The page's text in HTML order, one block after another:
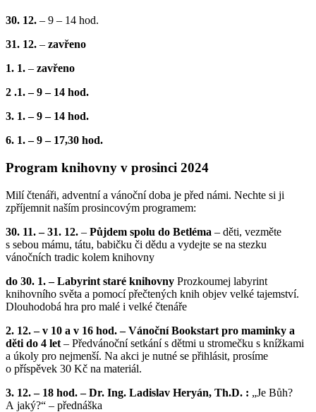
30. 12. – 9 – 14 hod.
31. 12. – zavřeno
1. 1. – zavřeno
2 .1. – 9 – 14 hod.
3. 1. – 9 – 14 hod.
6. 1. – 9 – 17,30 hod.
Program knihovny v prosinci 2024
Milí čtenáři, adventní a vánoční doba je před námi. Nechte si ji
zpříjemnit naším prosincovým programem:
30. 11. – 31. 12. – Půjdem spolu do Betléma – děti, vezměte
s sebou mámu, tátu, babičku či dědu a vydejte se na stezku
vánočních tradic kolem knihovny
do 30. 1. – Labyrint staré knihovny Prozkoumej labyrint
knihovního světa a pomocí přečtených knih objev velké tajemství.
Dlouhodobá hra pro malé i velké čtenáře
2. 12. – v 10 a v 16 hod. – Vánoční Bookstart pro maminky a
děti do 4 let – Předvánoční setkání s dětmi u stromečku s knížkami
a úkoly pro nejmenší. Na akci je nutné se přihlásit, prosíme
o příspěvek 30 Kč na materiál.
3. 12. – 18 hod. – Dr. Ing. Ladislav Heryán, Th.D. : „Je Bůh?
A jaký?“ – přednáška